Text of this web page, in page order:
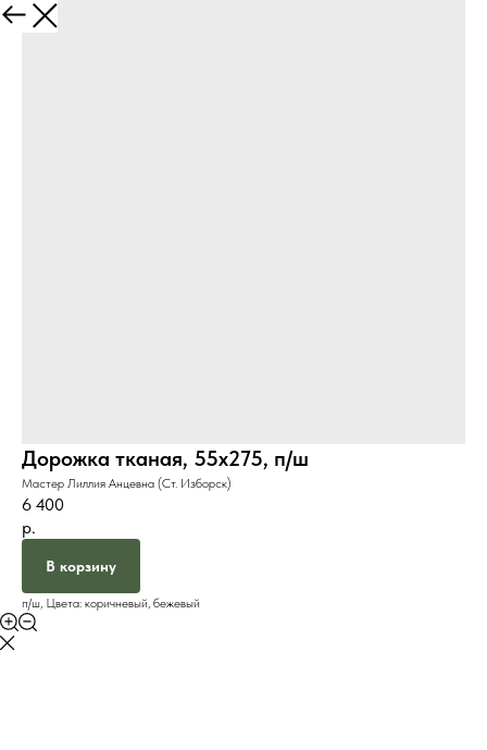
Дорожка тканая, 55х275, п/ш
Мастер Лиллия Анцевна (Ст. Изборск)
6 400
р.
В корзину
п/ш, Цвета: коричневый, бежевый